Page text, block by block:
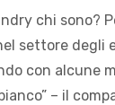
chi sono?
settore degli
con alcune
– il